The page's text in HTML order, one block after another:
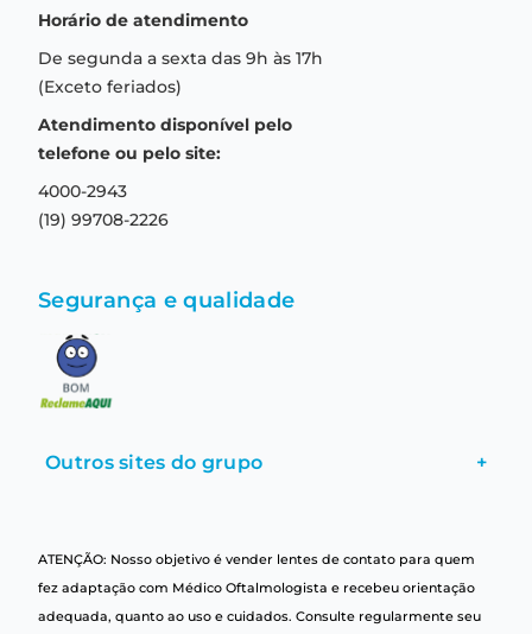
Formas de pagamento
Aviso de privacidade
Termos e condições de uso
Garantia
Troca e devolução
Central de relacionamento
Horário de atendimento
De segunda a sexta das 9h às 17h
(Exceto feriados)
Atendimento disponível pelo
telefone ou pelo site:
4000-2943
(19) 99708-2226
Segurança e qualidade
Outros sites do grupo +
ATENÇÃO: Nosso objetivo é vender lentes de contato para quem
fez adaptação com Médico Oftalmologista e recebeu orientação
adequada, quanto ao uso e cuidados. Consulte regularmente seu